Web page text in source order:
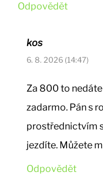
Odpovědět
kos
6. 8. 2026 (14:47)
Za 800 to
zadarmo. Pán s
prostřednictvím
jezdíte. Můžete
Odpovědět